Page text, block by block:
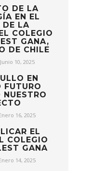
DE LA
EN EL
DE LA
COLEGIO
GANA,
DE CHILE
Junio 10, 2025
EN
FUTURO
NUESTRO
16, 2025
EL
COLEGIO
GANA
14, 2025